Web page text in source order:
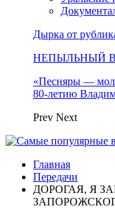
Дырка от
НЕПЫЛЬНЫЙ
«Песняры —
80-летию
Prev Next
Главная
Передачи
ДОРОГАЯ, Я